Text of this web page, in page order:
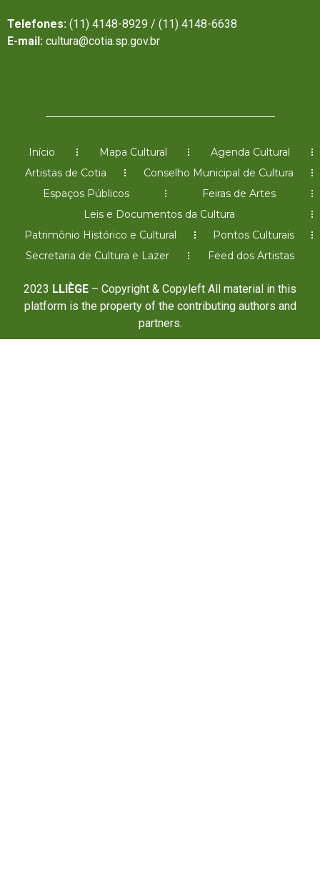
Telefones: (11) 4148-8929 / (11) 4148-6638
E-mail: cultura@cotia.sp.gov.br
Início Mapa Cultural
Agenda Cultural
Artistas de Cotia
Conselho Municipal de Cultura
Espaços Públicos
Feiras de Artes
Leis e Documentos da Cultura
Patrimônio Histórico e Cultural
Pontos Culturais
Secretaria de Cultura e Lazer
Feed dos Artistas
2023 LLIÈGE – Copyright & Copyleft All material in this
platform is the property of the contributing authors and
partners.